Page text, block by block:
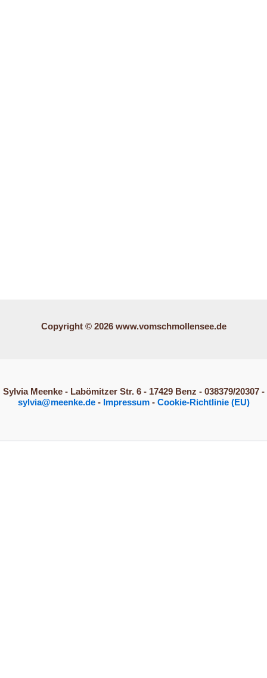
Copyright © 2026 www.vomschmollensee.de
Sylvia Meenke - Labömitzer Str. 6 - 17429 Benz - 038379/20307 -
sylvia@meenke.de- Impressum- Cookie-Richtlinie (EU)